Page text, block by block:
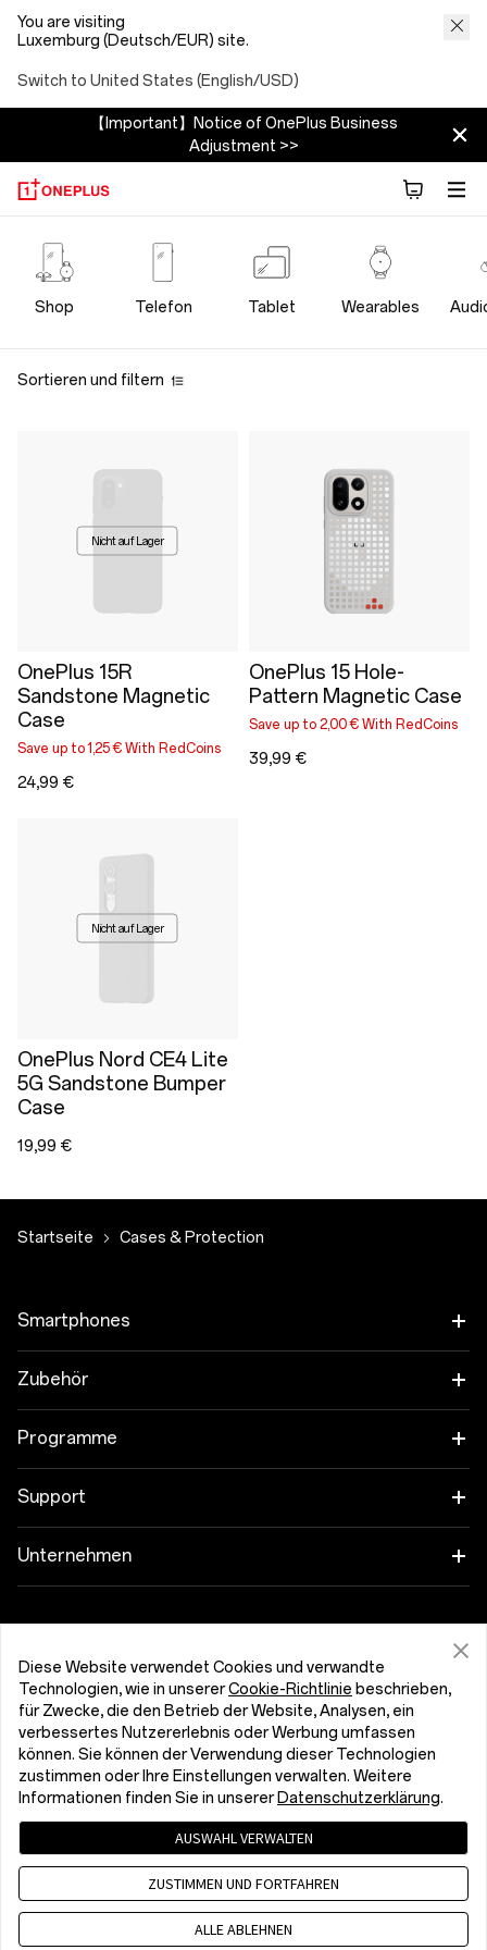
You are visiting
Luxemburg (Deutsch/EUR) site.
Switch to United States (English/USD)
【Important】Notice of OnePlus Business
Adjustment >>
OnePlus
Cases
Store
Shop Telefon Tablet Wearables
Sortieren und filtern
Nicht auf Lager
OnePlus 15R
Sandstone Magnetic
Case
Save up to 1,25 € With RedCoins
24,99 €
OnePlus 15 Hole-
Pattern Magnetic Case
Save up to 2,00 € With RedCoins
39,99 €
Nicht auf Lager
OnePlus Nord CE4 Lite
5G Sandstone Bumper
Case
19,99 €
Startseite Cases & Protection
Smartphones
OnePlus 15
OnePlus Nord 5
Zubehör
Tablet
Gehäuse & Schutz
Pakete
Lifestyle
Programme
Verbinde deine OnePlus-Geräte
Support
FAQs zum Thema Kauf
Benutzerhandbücher
Kontakt
Fehlerbehebung
Bedienungshilfen
Unternehmen
Community
Red Cable Club
OnePlus Store-App
Karriere
Nachhaltigkeit
Luxemburg (Deutsch)
Benutzervereinbarung
Verkaufsbedingungen gelesen und stimme ihnen zu
Security Response Center (OneSRC)
Cookies
© 2013 - 2026 OnePlus. All Rights Reserved.
Diese Website verwendet Cookies und verwandte
Technologien, wie in unsererCookie-Richtlinie beschrieben,
für Zwecke, die den Betrieb der Website, Analysen, ein
verbessertes Nutzererlebnis oder Werbung umfassen
können. Sie können der Verwendung dieser Technologien
zustimmen oder Ihre Einstellungen verwalten. Weitere
Informationen finden Sie in unserer Datenschutzerklärung.
AUSWAHL VERWALTEN
ZUSTIMMEN UND FORTFAHREN
ALLE ABLEHNEN